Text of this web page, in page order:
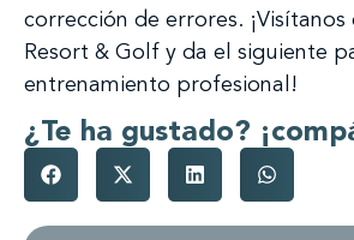
corrección de errores. ¡Visítanos
Resort & Golf y da el siguiente
entrenamiento profesional!
¿Te ha gustado?